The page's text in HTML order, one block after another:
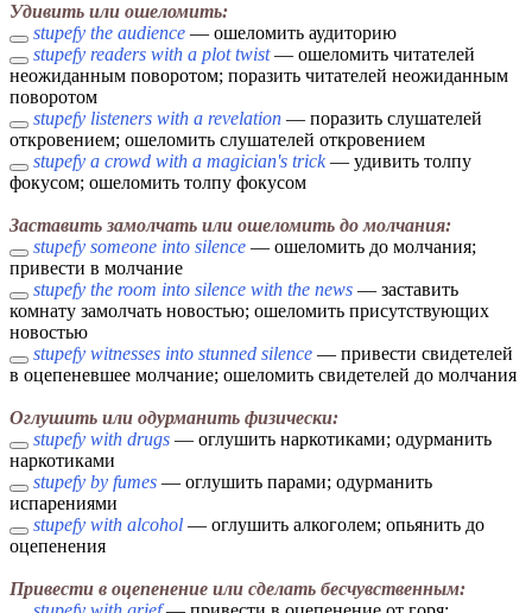
Удивить или ошеломить:
stupefy the audience — ошеломить аудиторию
stupefy readers with a plot twist— ошеломить читателей
неожиданным поворотом; поразить читателей неожиданным
поворотом
stupefy listeners with a revelation — поразить слушателей
откровением; ошеломить слушателей откровением
stupefy a crowd with a magician's trick— удивить толпу
фокусом; ошеломить толпу фокусом
Заставить замолчать или ошеломить до молчания:
stupefy someone into silence — ошеломить до молчания;
привести в молчание
stupefy the room into silence with the news — заставить
комнату замолчать новостью; ошеломить присутствующих
новостью
stupefy witnesses into stunned silence — привести свидетелей
в оцепеневшее молчание; ошеломить свидетелей до молчания
Оглушить или одурманить физически:
stupefy with drugs — оглушить наркотиками; одурманить
наркотиками
stupefy by fumes — оглушить парами; одурманить
испарениями
stupefy with alcohol — оглушить алкоголем; опьянить до
оцепенения
Привести в оцепенение или сделать бесчувственным: